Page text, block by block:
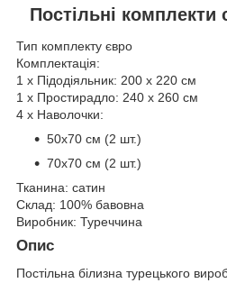
Постільні
Тип комплекту євро
Комплектація:
1 х Підодіяльник: 200 х 220 см
1 х Простирадло: 240 х 260 см
4 х Наволочки:
50х70 см (2 шт.)
70х70 см (2 шт.)
Тканина: сатин
Склад: 100% бавовна
Виробник: Туреччина
Опис
Постільна білизна турецького